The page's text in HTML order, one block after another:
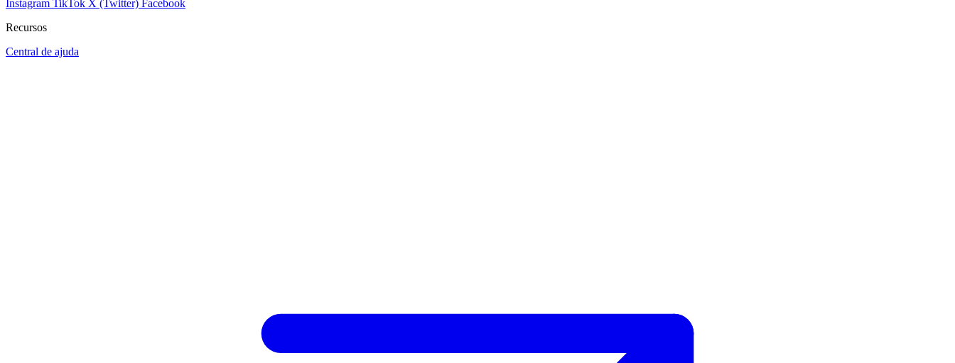
Instagram TikTok X (Twitter) Facebook
Recursos
Central de ajuda